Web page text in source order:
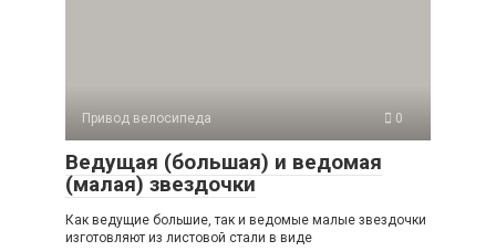
Привод велосипеда 0
Ведущая (большая) и ведомая
(малая) звездочки
Как ведущие большие, так и ведомые малые звездочки
изготовляют из листовой стали в виде